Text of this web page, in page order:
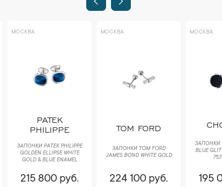
МОСКВА
PATEK
PHILIPPE
ЗАПОНКИ PATEK PHILIPPE
GOLDEN ELLIPSE WHITE
GOLD & BLUE ENAMEL
215 800 руб.
МОСКВА
TOM FORD
ЗАПОНКИ TOM FORD
JAMES BOND WHITE GOLD
224 100 руб.
МОСКВА
ЗАПОНКИ
BLUE
195